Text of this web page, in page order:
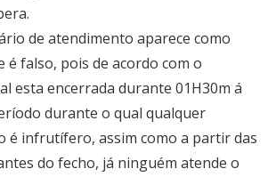
de atendimento aparece como
falso, pois de acordo com o
esta encerrada durante 01H30m á
durante o qual qualquer
é infrutífero, assim como a partir das
do fecho, já ninguém atende o